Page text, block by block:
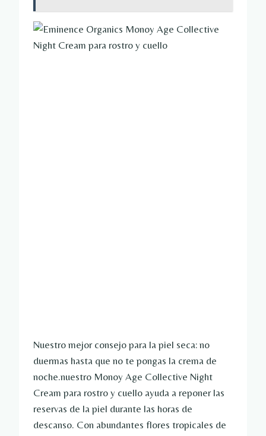
Nuestro mejor consejo para la piel seca: no
duermas hasta que no te pongas la crema de
noche.nuestro Monoy Age Collective Night
Cream para rostro y cuello ayuda a reponer las
reservas de la piel durante las horas de
descanso. Con abundantes flores tropicales de